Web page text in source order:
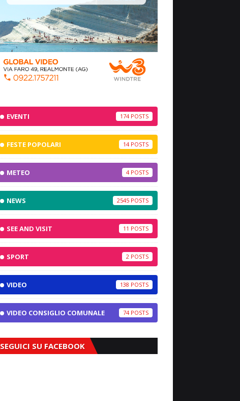
EVENTI 174
FESTE POPOLARI 14
METEO 4
NEWS 2545
SEE AND VISIT 11
SPORT 2
VIDEO 138
VIDEO CONSIGLIO COMUNALE 74
SEGUICI SU FACEBOOK